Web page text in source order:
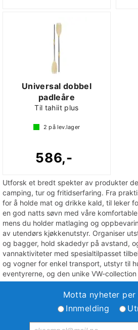
Universal dobbel
padleåre
Til tahiit plus
2 på lev.lager
586,-
Utforsk et bredt spekter av produkter
camping, tur og fritidserfaring. Fra
for å holde mat og drikke kald, til leker
en god natts søvn med våre
mens du holder matlaging og
av utendørs kjøkkenutstyr. Organiser
og bagger, hold skadedyr på avstand,
vannaktiviteter med spesialtilpasset
og vogner for enkel transport, utstyr til
eventyrerne, og den unike VW-
Motta nyheter per
Innmelding